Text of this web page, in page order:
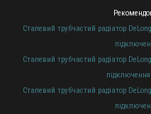
Сталевий трубчастий радіатор
Сталевий трубчастий радіатор
Сталевий трубчастий радіатор